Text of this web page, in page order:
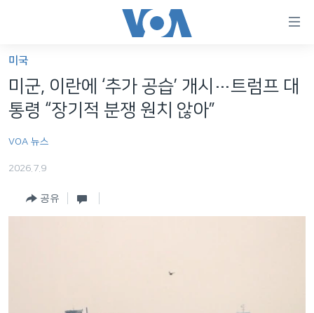
가
능
링
인
세계
라디오
프로그램
주파수 안내
미국
미군, 이란에 ‘추가 공습’ 개시…트럼프 대
통령 “장기적 분쟁 원치 않아”
VOA 뉴스
2026.7.9
공유